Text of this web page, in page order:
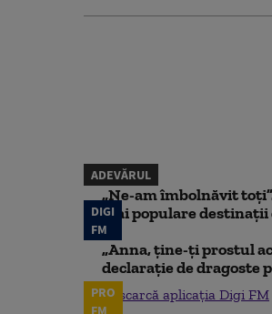
ADEVĂRUL
„Ne-am îmbolnăvit
mai populare destinații
DIGI
FM
„Anna, ţine-ţi prostul
declaraţie de dragoste
Descarcă aplicația Digi FM
PRO
FM